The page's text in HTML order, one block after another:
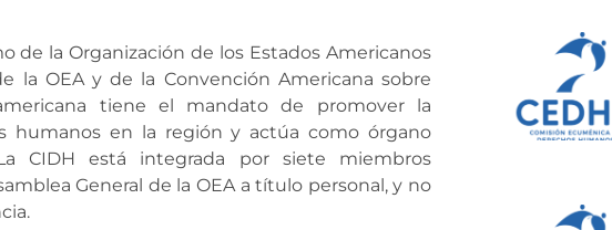
de la Organización de los Estados Americanos
la OEA y de la Convención Americana sobre
tiene el mandato de promover la
humanos en la región y actúa como órgano
CIDH está integrada por siete miembros
General de la OEA a título personal, y no